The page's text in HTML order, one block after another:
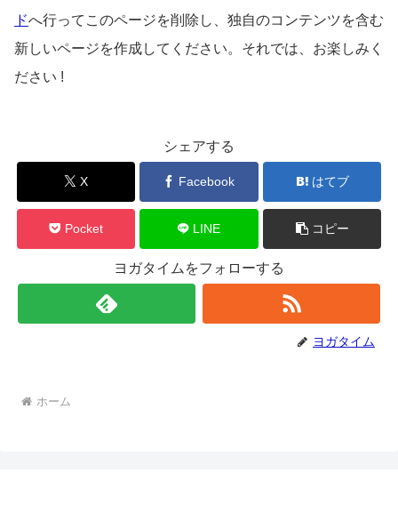
ドへ行ってこのページを削除し、独自のコンテンツを含む
新しいページを作成してください。それでは、お楽しみく
ださい !
シェアする
X Facebook はてブ
Pocket LINE コピー
ヨガタイムをフォローする
ヨガタイム
ホーム